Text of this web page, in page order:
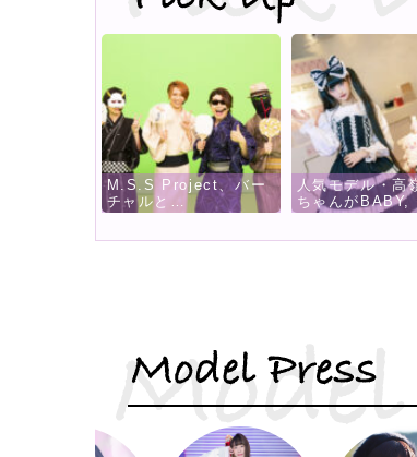
Project、バー
人気モデル・高嶺ヒナ
ちゃんがBABY, …
内田彩×
による新
ン…